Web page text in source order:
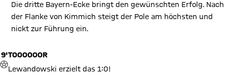
Die dritte Bayern-Ecke bringt den gewünschten Erfolg. Nach
der Flanke von Kimmich steigt der Pole am höchsten und
nickt zur Führung ein.
9'
TOR
TOOOOOOR
Lewandowski erzielt das 1:0!